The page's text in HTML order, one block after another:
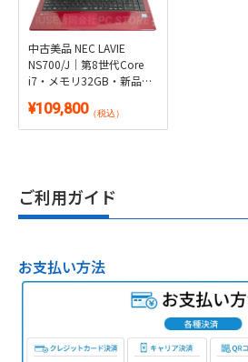
中古美品 NEC LAVIE
NS700/J｜第8世代Core
i7・メモリ32GB・新品
イ搭載｜Windows 11・
Microsoft Office 2024付き
¥109,800（税込）
ご利用ガイド
お支払い方法